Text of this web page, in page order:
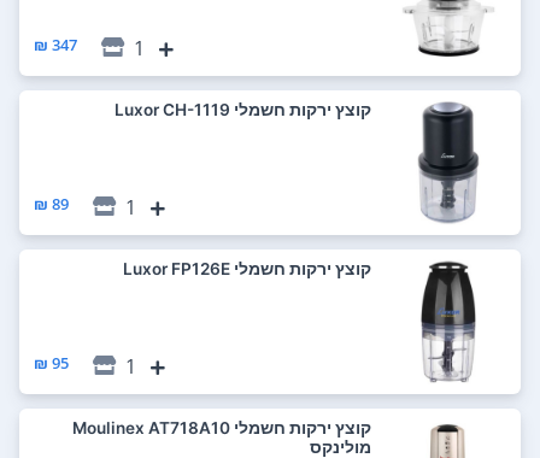
1
347 ₪
‏קוצץ ירקות חשמלי Luxor CH-1119
1
89 ₪
‏קוצץ ירקות חשמלי Luxor FP126E
1
95 ₪
‏קוצץ ירקות חשמלי Moulinex AT718A10
מולינקס